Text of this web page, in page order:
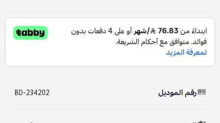
رقم الموديل BD-234202